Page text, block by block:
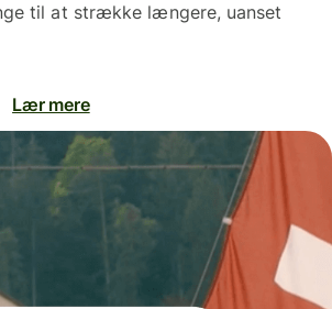
til at strække længere, uanset
Lær mere